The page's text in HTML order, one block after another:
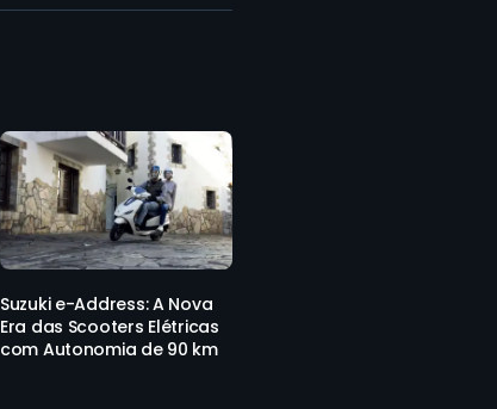
Suzuki e-Address: A Nova
Era das Scooters Elétricas
com Autonomia de 90 km